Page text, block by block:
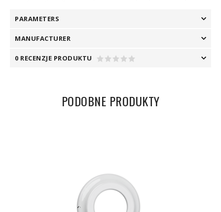
PARAMETERS
MANUFACTURER
0 RECENZJE PRODUKTU
PODOBNE PRODUKTY